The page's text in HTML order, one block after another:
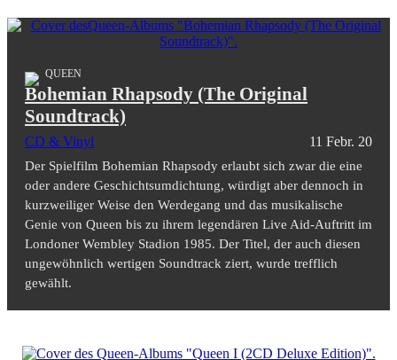
QUEEN
Bohemian Rhapsody (The Original
Soundtrack)
CD & Vinyl 11 Febr. 20
Der Spielfilm Bohemian Rhapsody erlaubt sich zwar die eine
oder andere Geschichtsumdichtung, würdigt aber dennoch in
kurzweiliger Weise den Werdegang und das musikalische
Genie von Queen bis zu ihrem legendären Live Aid-Auftritt im
Londoner Wembley Stadion 1985. Der Titel, der auch diesen
ungewöhnlich wertigen Soundtrack ziert, wurde trefflich
gewählt.